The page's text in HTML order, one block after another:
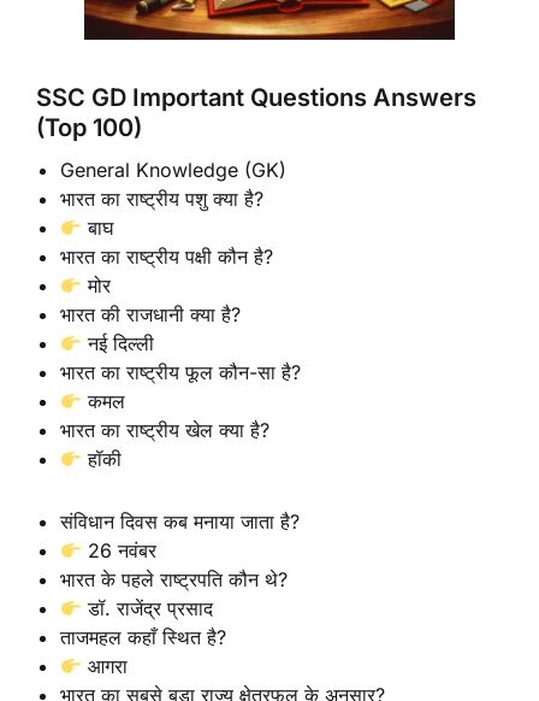
SSC GD Important Questions Answers
(Top 100)
General Knowledge (GK)
भारत का राष्ट्रीय पशु क्या है?
बाघ
भारत का राष्ट्रीय पक्षी कौन है?
मोर
भारत की राजधानी क्या है?
नई दिल्ली
भारत का राष्ट्रीय फूल कौन-सा है?
कमल
भारत का राष्ट्रीय खेल क्या है?
हॉकी
संविधान दिवस कब मनाया जाता है?
26 नवंबर
भारत के पहले राष्ट्रपति कौन थे?
डॉ. राजेंद्र प्रसाद
ताजमहल कहाँ स्थित है?
आगरा
भारत का सबसे बड़ा राज्य क्षेत्रफल के अनुसार?